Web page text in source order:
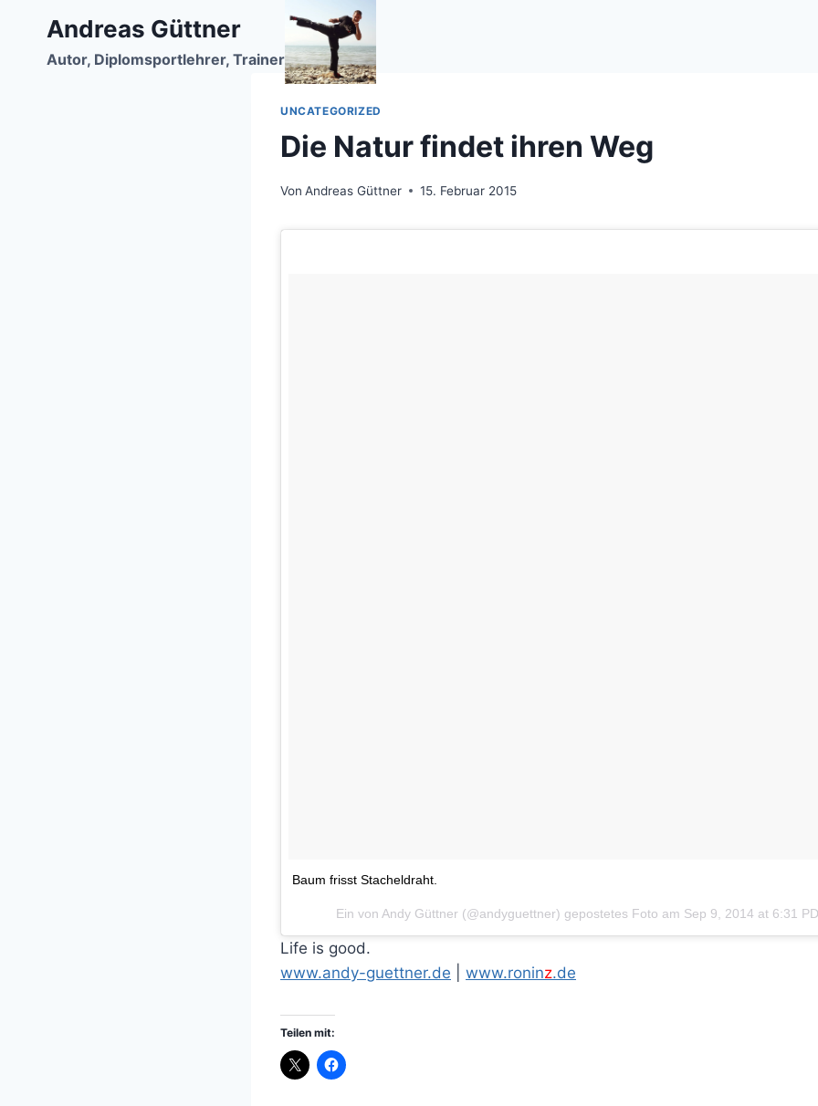
springen
Andreas Güttner
Autor, Diplomsportlehrer, Trainer
UNCATEGORIZED
Die Natur findet ihren Weg
Von Andreas Güttner 15. Februar 2015
Baum frisst Stacheldraht.
Ein von Andy Güttner (@andyguettner) gepostetes Foto am Sep 9, 2014 at 6:31
Life is good.
www.andy-guettner.de
www.roninz.de
Teilen mit: